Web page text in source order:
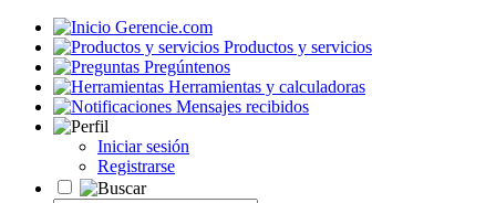
Gerencie.com
Productos y servicios
Pregúntenos
Herramientas y calculadoras
Mensajes recibidos
Iniciar sesión
Registrarse